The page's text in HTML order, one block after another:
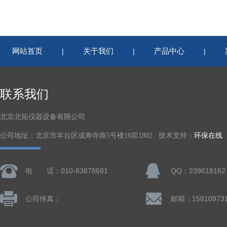
网站首页 | 关于我们 | 产品中心 |
联系我们
北京北拓仪器设备有限公司
公司地址：北京市丰台区成寿寺路5号楼18层1802 技术支持： 环保在线
电 话：010-83878681 QQ：239618162
公司传真：